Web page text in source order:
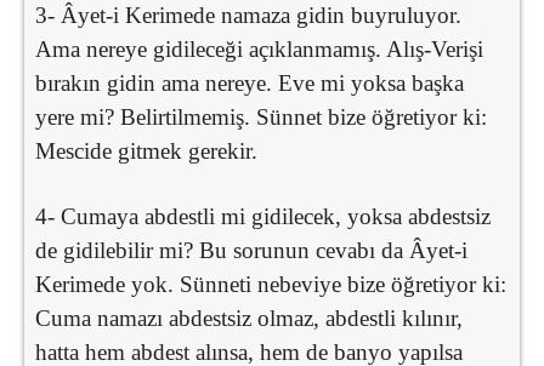
3- Âyet-i Kerimede namaza gidin buyruluyor.
Ama nereye gidileceği açıklanmamış. Alış-Verişi
bırakın gidin ama nereye. Eve mi yoksa başka
yere mi? Belirtilmemiş. Sünnet bize öğretiyor ki:
Mescide gitmek gerekir.
4- Cumaya abdestli mi gidilecek, yoksa abdestsiz
de gidilebilir mi? Bu sorunun cevabı da Âyet-i
Kerimede yok. Sünneti nebeviye bize öğretiyor ki:
Cuma namazı abdestsiz olmaz, abdestli kılınır,
hatta hem abdest alınsa, hem de banyo yapılsa